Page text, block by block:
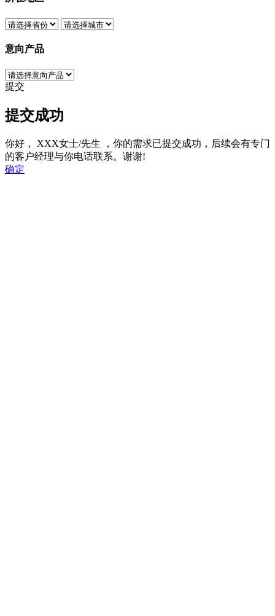
意向产品
提交
提交成功
你好， XXX女士/先生
，你的需求已提交成功，后续会有专门
的客户经理与你电话联系。谢谢!
确定